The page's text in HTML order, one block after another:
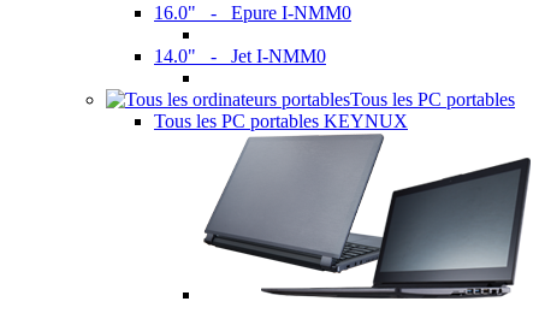
16.0" - Epure I-NMM0
14.0" - Jet I-NMM0
Tous les PC portables
Tous les PC portables KEYNUX